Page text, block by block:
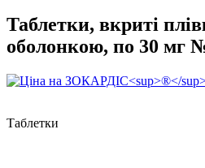
Таблетки, вкриті
оболонкою, по 30 мг
Таблетки